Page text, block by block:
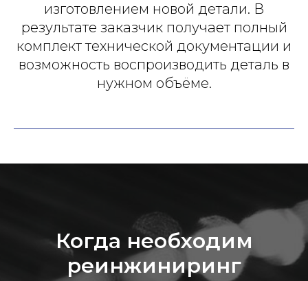
изготовлением новой детали. В
результате заказчик получает полный
комплект технической документации и
возможность воспроизводить деталь в
нужном объёме.
Когда необходим
реинжиниринг